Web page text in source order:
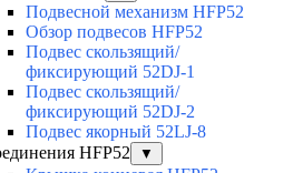
Подвесной механизм HFP52
Обзор подвесов HFP52
Подвес скользящий/
фиксирующий 52DJ-1
Подвес скользящий/
фиксирующий 52DJ-2
Подвес якорный 52LJ-8
HFP52
▼